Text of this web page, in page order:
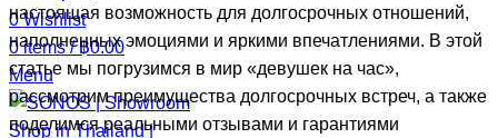
0Wishlist
0items / ฿0.00
Menu
настоящая возможность для долгосрочных отношений,
наполненных эмоциями и яркими впечатлениями. В этой
статье мы погрузимся в мир «девушек на час»,
рассмотрим преимущества долгосрочных встреч, а также
поделимся реальными отзывами и гарантиями